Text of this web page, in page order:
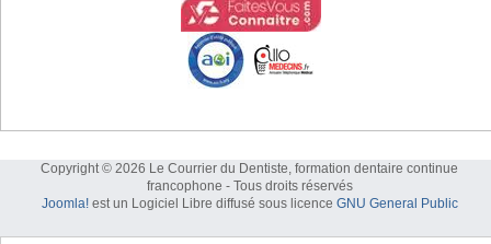
Copyright © 2026 Le Courrier du Dentiste, formation dentaire continue
francophone - Tous droits réservés
Joomla!est un Logiciel Libre diffusé sous licence GNU General Public